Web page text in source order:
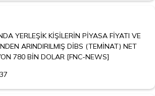
YERLEŞİK KİŞİLERİN PİYASA FİYATI VE
ARINDIRILMIŞ DİBS (TEMİNAT) NET
780 BİN DOLAR [FNC-NEWS]